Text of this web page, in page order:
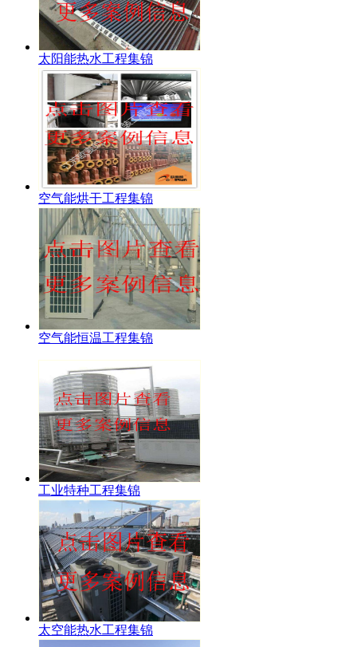
太阳能热水工程集锦
空气能烘干工程集锦
空气能恒温工程集锦
工业特种工程集锦
太空能热水工程集锦